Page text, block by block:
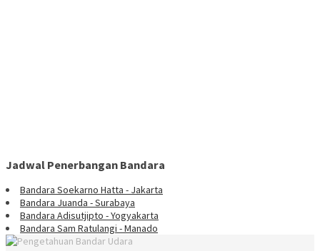
Jadwal Penerbangan Bandara
Bandara Soekarno Hatta - Jakarta
Bandara Juanda - Surabaya
Bandara Adisutjipto - Yogyakarta
Bandara Sam Ratulangi - Manado